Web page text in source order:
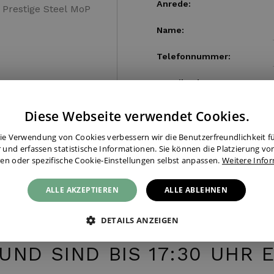
Anrede:
Name:
Telefonnummer:
E-Mail-Adresse:
WIR
SIND BIS 17:30 UHR
Diese Webseite verwendet Cookies.
Verwendung von Cookies verbessern wir die Benutzerfreundlichkeit
und erfassen statistische Informationen. Sie können die Platzierung
oder spezifische Cookie-Einstellungen selbst anpassen. Weitere
ALLE AKZEPTIEREN ALLE ABLEHNEN
DETAILS ANZEIGEN